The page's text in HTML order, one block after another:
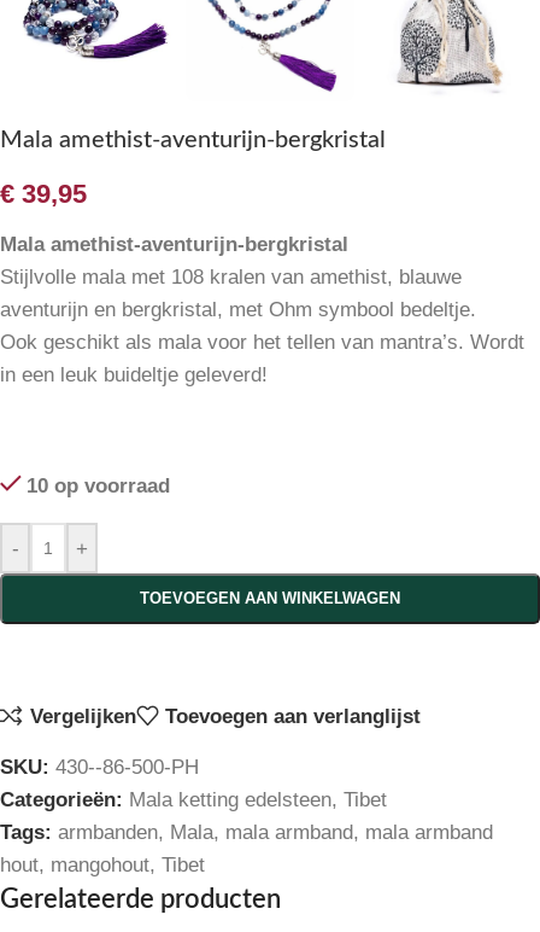
Mala amethist-aventurijn-bergkristal
€ 39,95
Mala amethist-aventurijn-bergkristal
Stijlvolle mala met 108 kralen van amethist, blauwe
aventurijn en bergkristal, met Ohm symbool bedeltje.
Ook geschikt als mala voor het tellen van mantra’s. Wordt
in een leuk buideltje geleverd!
10 op voorraad
- +
TOEVOEGEN AAN WINKELWAGEN
Vergelijken Toevoegen aan verlanglijst
SKU: 430--86-500-PH
Categorieën: Mala ketting edelsteen, Tibet
Tags: armbanden, Mala, mala armband, mala armband
hout, mangohout, Tibet
Gerelateerde producten